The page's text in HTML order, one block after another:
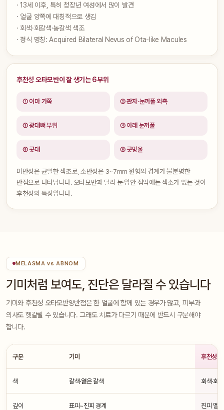
· 13세 이후, 특히 청장년 여성에서 많이 발견
· 얼굴 양쪽에 대칭적으로 생김
· 회색·회갈색·농갈색 색조
· 정식 명칭: Acquired Bilateral Nevus of Ota-like Macules
후천성 오타모반이 잘 생기는 6부위
① 이마 가쪽 ② 관자·눈꺼풀 외측
③ 광대뼈 부위 ④ 아래 눈꺼풀
⑤ 콧대 ⑥ 콧망울
미만성은 균일한 색조로, 소반성은 3~7mm 원형의 경계가 불분명한
반점으로 나타납니다. 오타모반과 달리 눈·입안 점막에는 색소가 없는 것이
후천성의 특징입니다.
MELASMA vs ABNOM
기미처럼 보여도, 진단은 달라질 수 있습니다
기미와 후천성 오타모반양반점은 한 얼굴에 함께 있는 경우가 많고, 피부과
의사도 헷갈릴 수 있습니다. 그래도 치료가 다르기 때문에 반드시 구분해야
합니다.
구분 기미 후천성
색 갈색·옅은 갈색 회색·회
깊이 표피~진피 경계 진피 멜